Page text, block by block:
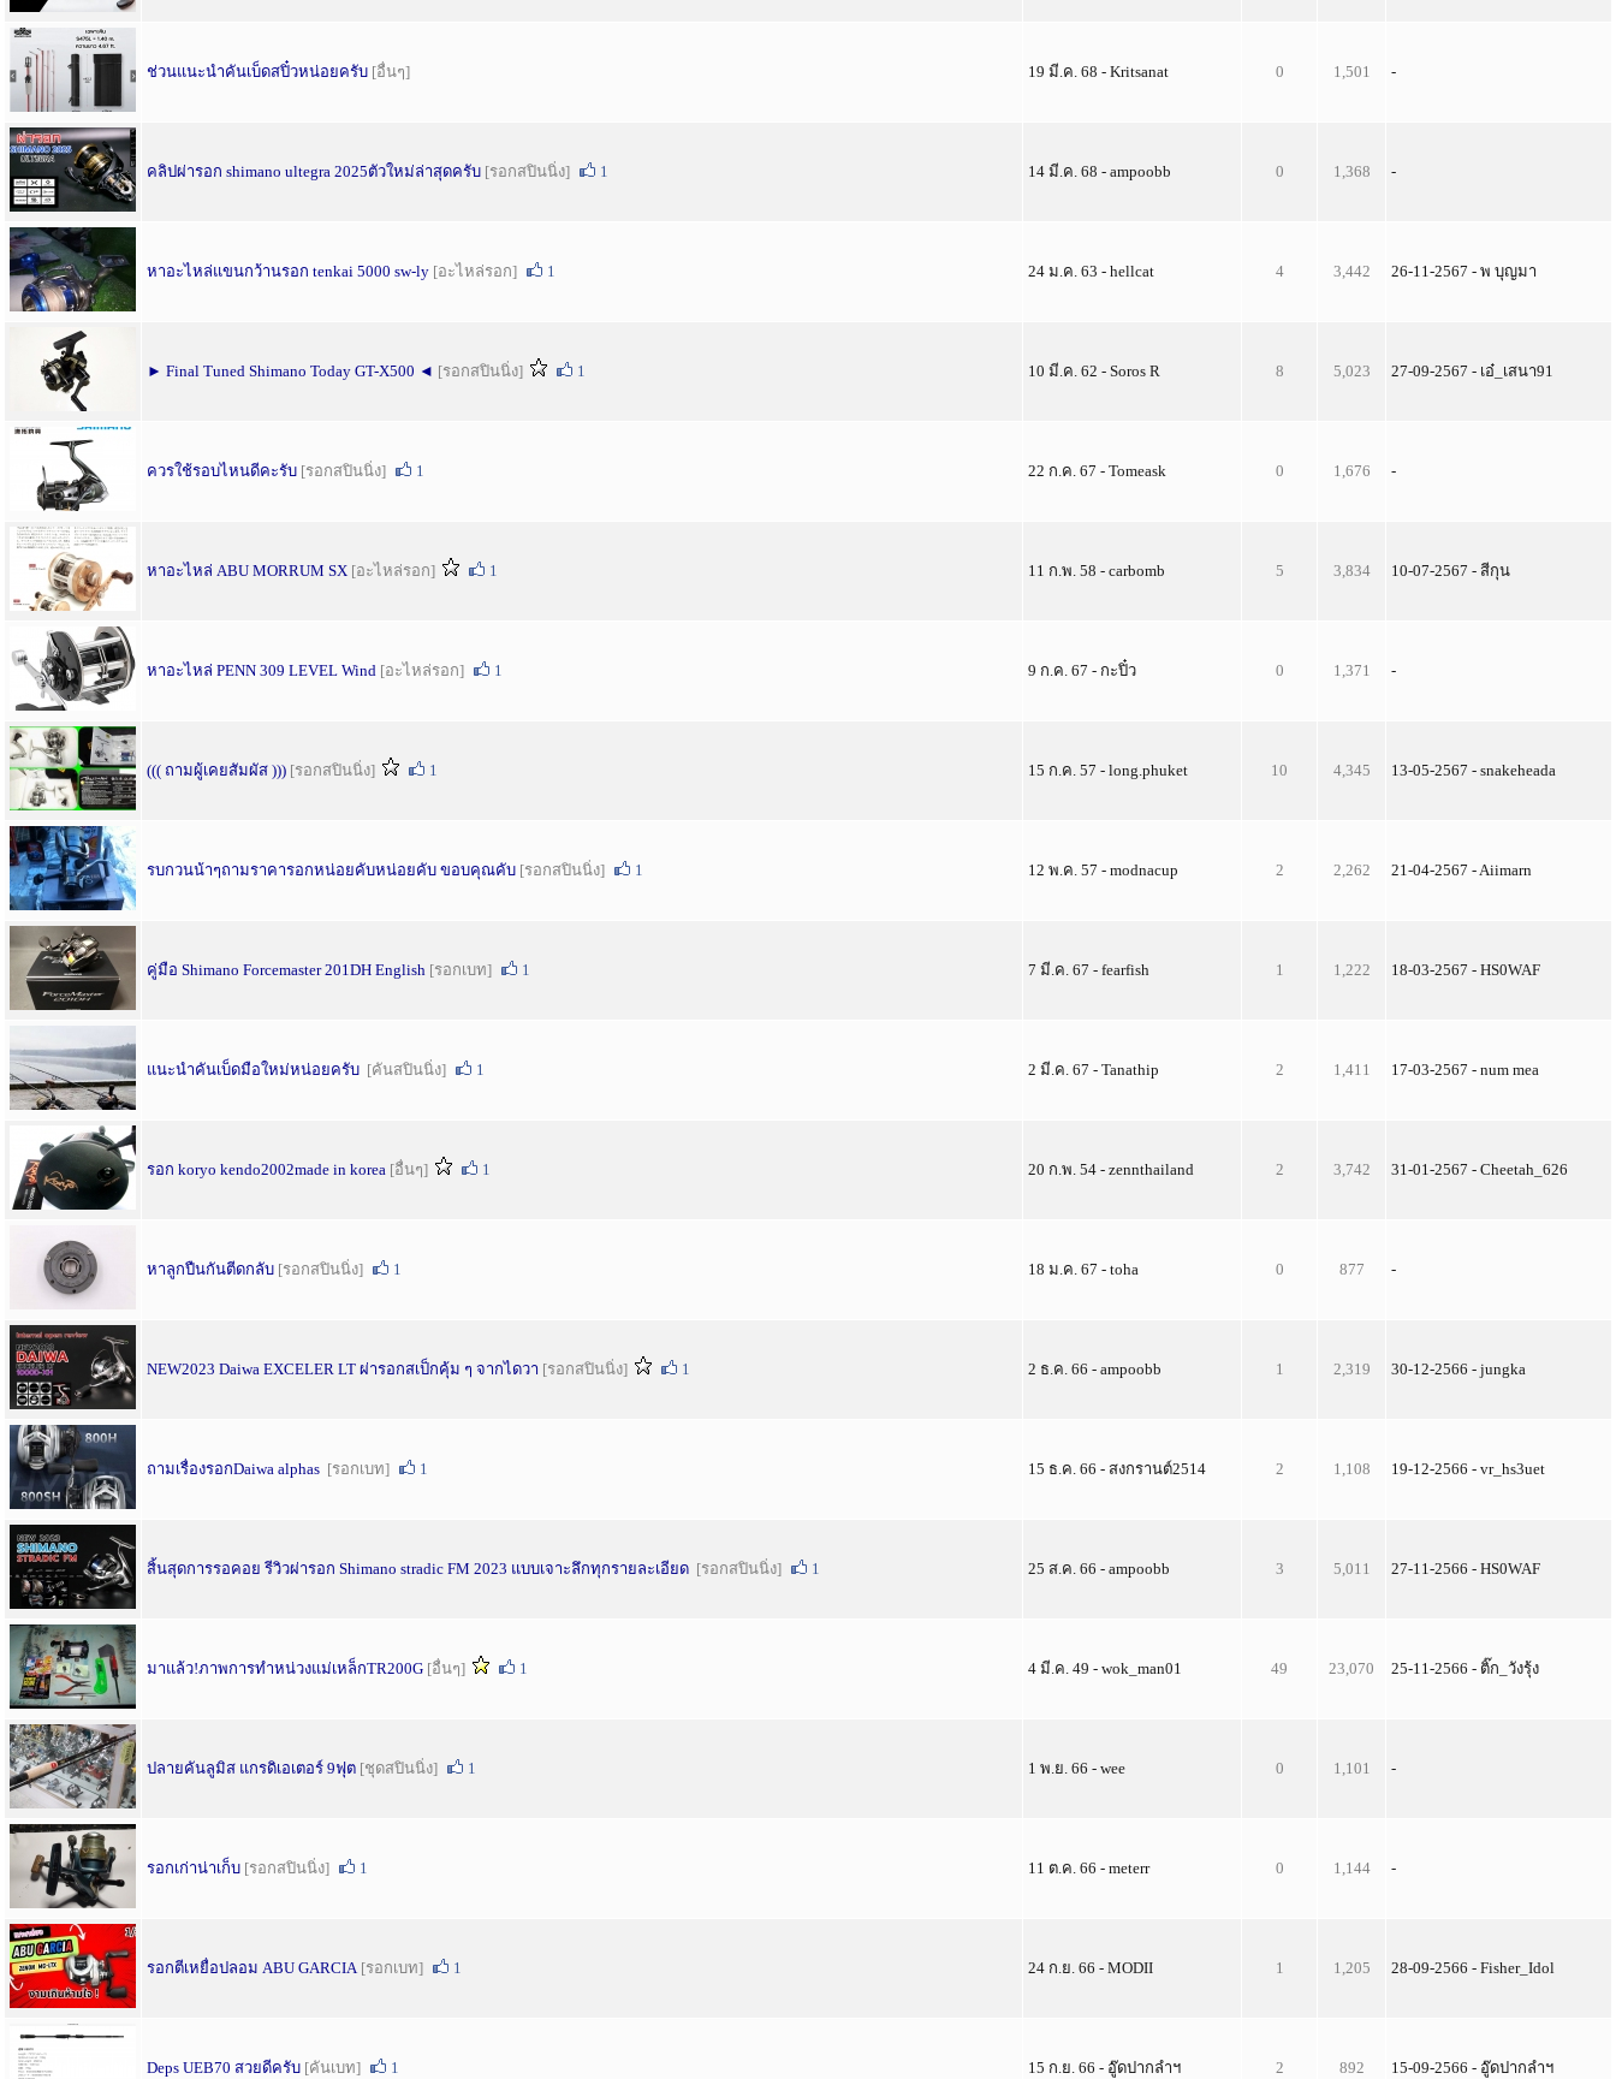
ช่วนแนะนำคันเบ็ดสปิ๋วหน่อยครับ [อื่นๆ] 19 มี.ค. 68 - Kritsanat 0 1,501 -
คลิปผ่ารอก shimano ultegra 2025ตัวใหม่ล่าสุดครับ [รอกสปินนิ่ง] 1 14 มี.ค. 68 - ampoobb 0 1,368 -
หาอะไหล่แขนกว้านรอก tenkai 5000 sw-ly [อะไหล่รอก] 1 24 ม.ค. 63 - hellcat 4 3,442 26-11-2567 - พ บุญมา
► Final Tuned Shimano Today GT-X500 ◄ [รอกสปินนิ่ง] 1 10 มี.ค. 62 - Soros R 8 5,023 27-09-2567 - เอ๋_เสนา91
ควรใช้รอบไหนดีคะรับ [รอกสปินนิ่ง] 1 22 ก.ค. 67 - Tomeask 0 1,676 -
หาอะไหล่ ABU MORRUM SX [อะไหล่รอก] 1 11 ก.พ. 58 - carbomb 5 3,834 10-07-2567 - สีกุน
หาอะไหล่ PENN 309 LEVEL Wind [อะไหล่รอก] 1 9 ก.ค. 67 - กะปิ๋ว 0 1,371 -
((( ถามผู้เคยสัมผัส ))) [รอกสปินนิ่ง] 1 15 ก.ค. 57 - long.phuket 10 4,345 13-05-2567 - snakeheada
รบกวนน้าๆถามราคารอกหน่อยคับหน่อยคับ ขอบคุณคับ [รอกสปินนิ่ง] 1 12 พ.ค. 57 - modnacup 2 2,262 21-04-2567 - Aiimarn
คู่มือ Shimano Forcemaster 201DH English [รอกเบท] 1 7 มี.ค. 67 - fearfish 1 1,222 18-03-2567 - HS0WAF
แนะนำคันเบ็ดมือใหม่หน่อยครับ [คันสปินนิ่ง] 1 2 มี.ค. 67 - Tanathip 2 1,411 17-03-2567 - num mea
รอก koryo kendo2002made in korea [อื่นๆ] 1 20 ก.พ. 54 - zennthailand 2 3,742 31-01-2567 - Cheetah_626
หาลูกปืนกันตีดกลับ [รอกสปินนิ่ง] 1 18 ม.ค. 67 - toha 0 877 -
NEW2023 Daiwa EXCELER LT ผ่ารอกสเป็กคุ้ม ๆ จากไดวา [รอกสปินนิ่ง] 1 2 ธ.ค. 66 - ampoobb 1 2,319 30-12-2566 - jungka
ถามเรื่องรอกDaiwa alphas [รอกเบท] 1 15 ธ.ค. 66 - สงกรานต์2514 2 1,108 19-12-2566 - vr_hs3uet
สิ้นสุดการรอคอย รีวิวผ่ารอก Shimano stradic FM 2023 แบบเจาะลึกทุกรายละเอียด [รอกสปินนิ่ง] 1 25 ส.ค. 66 - ampoobb 3 5,011 27-11-2566 - HS0WAF
มาแล้ว!ภาพการทำหน่วงแม่เหล็กTR200G [อื่นๆ] 1 4 มี.ค. 49 - wok_man01 49 23,070 25-11-2566 - ติ๊ก_วังรุ้ง
ปลายคันลูมิส แกรดิเอเตอร์ 9ฟุต [ชุดสปินนิ่ง] 1 1 พ.ย. 66 - wee 0 1,101 -
รอกเก่าน่าเก็บ [รอกสปินนิ่ง] 1 11 ต.ค. 66 - meterr 0 1,144 -
รอกตีเหยื่อปลอม ABU GARCIA [รอกเบท] 1 24 ก.ย. 66 - MODII 1 1,205 28-09-2566 - Fisher_Idol
Deps UEB70 สวยดีครับ [คันเบท] 1 15 ก.ย. 66 - อู๊ดปากลำฯ 2 892 15-09-2566 - อู๊ดปากลำฯ